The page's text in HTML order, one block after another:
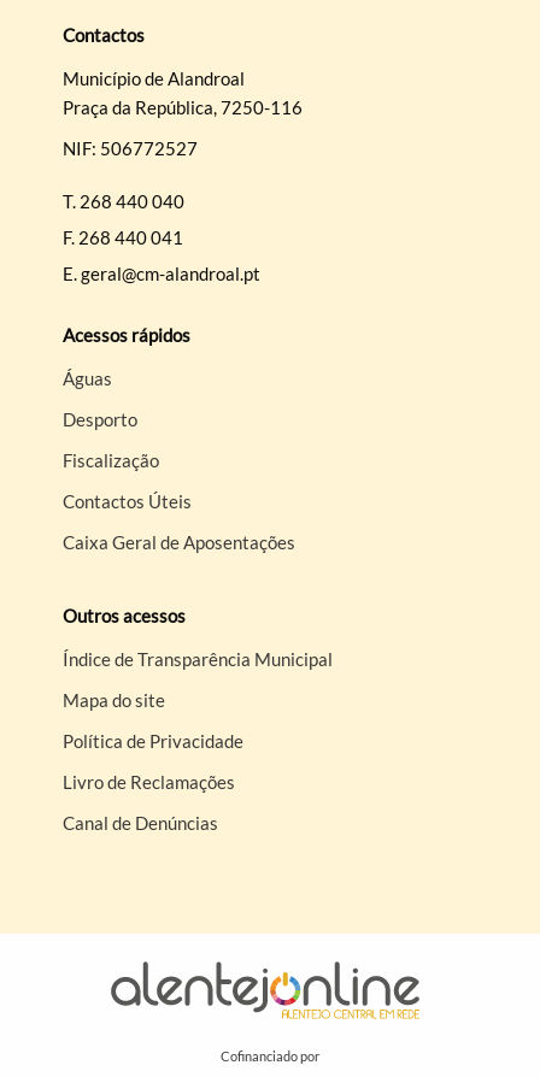
Contactos
Município de Alandroal
Praça da República, 7250-116
NIF: 506772527
T. 268 440 040
F. 268 440 041
E.geral@cm-alandroal.pt
Acessos rápidos
Águas
Desporto
Fiscalização
Contactos Úteis
Caixa Geral de Aposentações
Outros acessos
Índice de Transparência Municipal
Mapa do site
Política de Privacidade
Livro de Reclamações
Canal de Denúncias
Cofinanciado por